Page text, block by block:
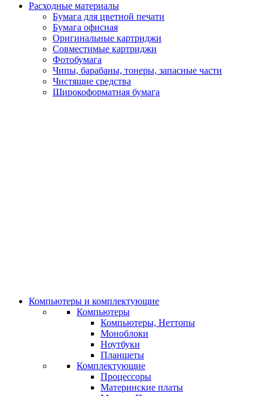
Расходные материалы
Бумага для цветной печати
Бумага офисная
Оригинальные картриджи
Совместимые картриджи
Фотобумага
Чипы, барабаны, тонеры, запасные части
Чистящие средства
Широкоформатная бумага
Компьютеры и комплектующие
Компьютеры
Компьютеры, Неттопы
Моноблоки
Ноутбуки
Планшеты
Комплектующие
Процессоры
Материнские платы